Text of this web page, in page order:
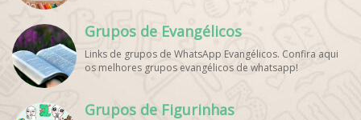
WhatsApp Esporte, Grupo WhatsApp Futebol, Link Grupo
Palpites Futebol WhatsApp, Grupo WhatsApp NBA,
Grupos de Evangélicos
Links de grupos de WhatsApp Evangélicos. Confira aqui
os melhores grupos evangélicos de whatsapp!
Grupos de Figurinhas